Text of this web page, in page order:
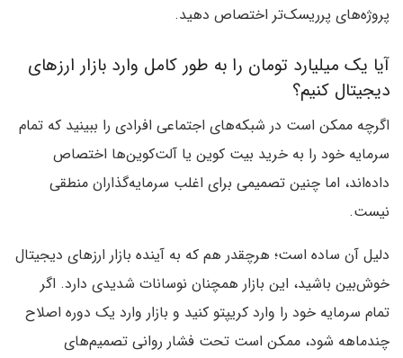
پروژه‌های پرریسک‌تر اختصاص دهید.
آیا یک میلیارد تومان را به طور کامل وارد بازار ارزهای
دیجیتال کنیم؟
اگرچه ممکن است در شبکه‌های اجتماعی افرادی را ببینید که تمام
سرمایه خود را به خرید بیت کوین یا آلت‌کوین‌ها اختصاص
داده‌اند، اما چنین تصمیمی برای اغلب سرمایه‌گذاران منطقی
نیست.
دلیل آن ساده است؛ هرچقدر هم که به آینده بازار ارزهای دیجیتال
خوش‌بین باشید، این بازار همچنان نوسانات شدیدی دارد. اگر
تمام سرمایه خود را وارد کریپتو کنید و بازار وارد یک دوره اصلاح
چندماهه شود، ممکن است تحت فشار روانی تصمیم‌های